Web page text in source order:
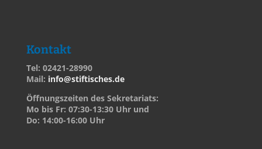
Kontakt
Tel: 02421-28990
Mail: info@stiftisches.de
Öffnungszeiten des Sekretariats:
Mo bis Fr: 07:30-13:30 Uhr und
Do: 14:00-16:00 Uhr